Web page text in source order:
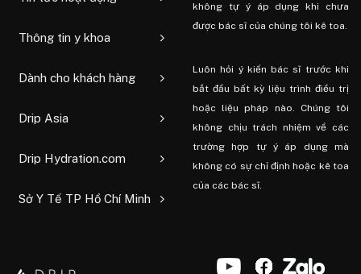
Thông tin y khoa
Dành cho khách hàng
Drip Asia
Drip Hydration.com
Sở Y Tế TP Hồ Chí Minh
không tự ý áp dụng khi chưa
được bác sĩ của chúng tôi kê toa.
Luôn hỏi ý kiến ​​bác sĩ trước khi
bắt đầu bất kỳ liệu trình điều trị
hoặc liệu pháp nào. Chúng tôi
không chịu trách nhiệm về các
trường hợp tự ý áp dụng mà
không có sự chỉ định hoặc kê toa
của các bác sĩ.